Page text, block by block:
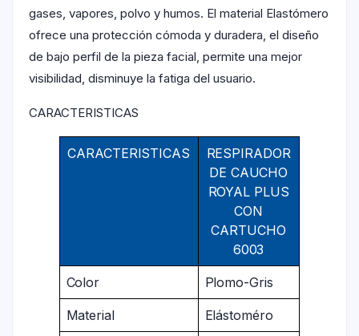
gases, vapores, polvo y humos. El material Elastómero
ofrece una protección cómoda y duradera, el diseño
de bajo perfil de la pieza facial, permite una mejor
visibilidad, disminuye la fatiga del usuario.
CARACTERISTICAS
CARACTERISTICAS
RESPIRADOR
DE CAUCHO
ROYAL PLUS
CON
CARTUCHO
6003
Color Plomo-Gris
Material Elástoméro